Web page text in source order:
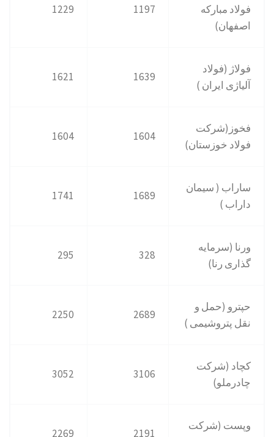
فولاد مبارکه
اصفهان)
1197
1229
فولاژ (فولاد
آلیاژی ایران )
1639
1621
فخوز(شرکت
فولاد خوزستان)
1604
1604
ساراب ( سیمان
داراب )
1689
1741
ورنا (سرمایه
گذاری رنا)
328
295
حپترو (حمل و
نقل پتروشیمی )
2689
2250
کچاد (شرکت
چادرملو)
3106
3052
وپست (شرکت
2191
2269